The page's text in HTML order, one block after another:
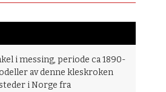
i messing, periode ca 1890-
av denne kleskroken
i Norge fra